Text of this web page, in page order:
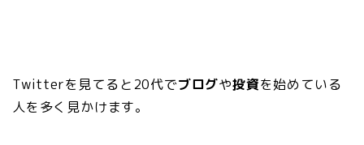
Twitterを見てると20代でブログや投資を始めている
人を多く見かけます。